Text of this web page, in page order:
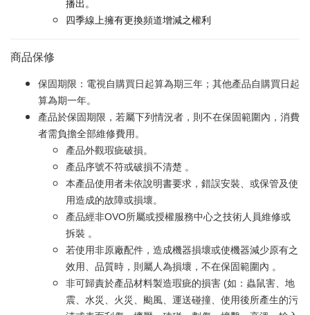
播出。
四季線上擁有更換頻道增減之權利
商品保修
保固期限：電視自購買日起算為期三年；其他產品自購買日起
算為期一年。
產品於保固期限，若屬下列情況者，則不在保固範圍內，消費
者需負擔全部維修費用。
產品外觀瑕疵破損。
產品序號不符或破損不清楚 。
本產品使用者未依說明書要求，錯誤安裝、或保管及使
用造成的故障或損壞。
產品經非OVO所屬或授權服務中心之技術人員維修或
拆裝 。
若使用非原廠配件，造成機器損壞或使機器減少原有之
效用、品質時，則屬人為損壞，不在保固範圍內 。
非可歸責於產品材料製造瑕疵的損害 (如：蟲鼠害、地
震、水災、火災、颱風、運送碰撞、使用後所產生的污